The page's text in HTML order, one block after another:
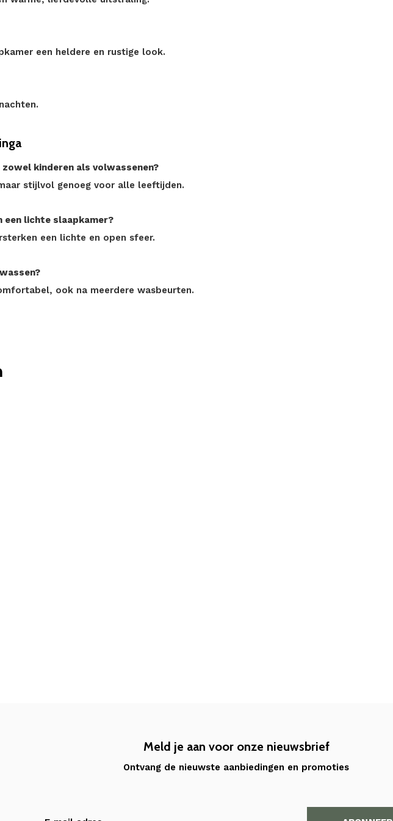
een heldere en rustige look.
kinderen als volwassenen?
stijlvol genoeg voor alle leeftijden.
lichte slaapkamer?
een lichte en open sfeer.
ook na meerdere wasbeurten.
Meld je aan voor onze nieuwsbrief
Ontvang de nieuwste aanbiedingen en promoties